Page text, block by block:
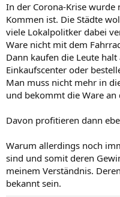
In der Corona-Krise wurde
Kommen ist. Die Städte
viele Lokalpolitker dabei
Ware nicht mit dem
Dann kaufen die Leute
Einkaufscenter oder
Man muss nicht mehr in
und bekommt die Ware
Davon profitieren dann
Warum allerdings noch
sind und somit deren
meinem Verständnis.
bekannt sein.